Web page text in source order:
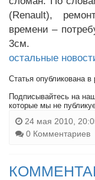
(Renault),
времени –
3см.
остальные
Статья опубликована в
Подписывайтесь на
которые мы не
24 мая 2010,
0 Комментариев